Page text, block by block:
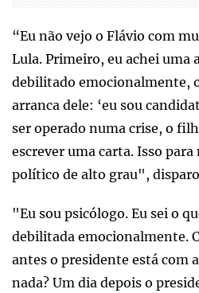
“Eu não vejo o Flávio com
Lula. Primeiro, eu achei uma
debilitado emocionalmente,
arranca dele: ‘eu sou
ser operado numa crise, o
escrever uma carta. Isso
político de alto grau",
"Eu sou psicólogo. Eu sei o
debilitada emocionalmente.
antes o presidente está com
nada? Um dia depois o